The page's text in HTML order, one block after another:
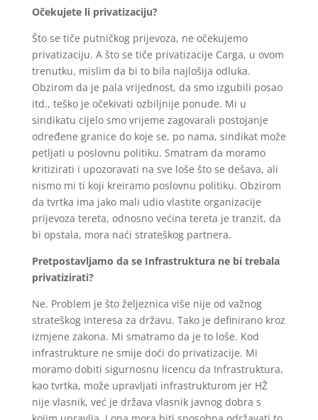
Očekujete li privatizaciju?
Što se tiče putničkog prijevoza, ne očekujemo
privatizaciju. A što se tiče privatizacije Carga, u ovom
trenutku, mislim da bi to bila najlošija odluka.
Obzirom da je pala vrijednost, da smo izgubili posao
itd., teško je očekivati ozbiljnije ponude. Mi u
sindikatu cijelo smo vrijeme zagovarali postojanje
određene granice do koje se, po nama, sindikat može
petljati u poslovnu politiku. Smatram da moramo
kritizirati i upozoravati na sve loše što se dešava, ali
nismo mi ti koji kreiramo poslovnu politiku. Obzirom
da tvrtka ima jako mali udio vlastite organizacije
prijevoza tereta, odnosno većina tereta je tranzit, da
bi opstala, mora naći strateškog partnera.
Pretpostavljamo da se Infrastruktura ne bi trebala
privatizirati?
Ne. Problem je što željeznica više nije od važnog
strateškog interesa za državu. Tako je definirano kroz
izmjene zakona. Mi smatramo da je to loše. Kod
infrastrukture ne smije doći do privatizacije. Mi
moramo dobiti sigurnosnu licencu da Infrastruktura,
kao tvrtka, može upravljati infrastrukturom jer HŽ
nije vlasnik, već je država vlasnik javnog dobra s